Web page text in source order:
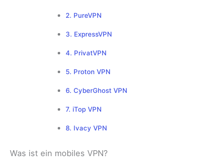
2. PureVPN
3. ExpressVPN
4. PrivatVPN
5. Proton VPN
6. CyberGhost VPN
7. iTop VPN
8. Ivacy VPN
Was ist ein mobiles VPN?